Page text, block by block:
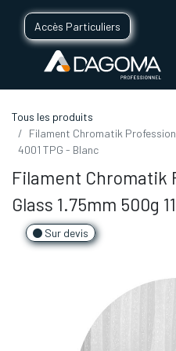
Accès Particuliers
Tous les produits
Filament Chromatik
4001 TPG - Blanc
Filament Chromatik
Glass 1.75mm 500g
Sur devis